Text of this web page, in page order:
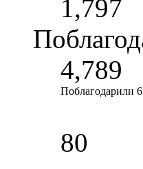
1,797
4,789
Поблагодарили
80